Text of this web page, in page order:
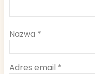
Nazwa *
Adres email *